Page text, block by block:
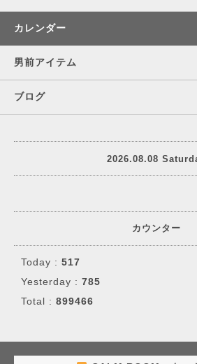
カレンダー
男前アイテム
ブログ
2026.08.08
カウンター
Today : 517
Yesterday : 785
Total : 899466